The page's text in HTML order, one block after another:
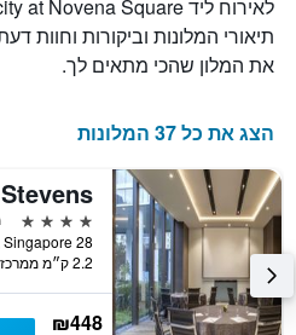
את
ימי
השבוע.
התרשים
1
Y
המציג
את
מחיר
הממוצע
של
חדר
תיאורי המלונות וביקורות
את המלון שהכי מתאים לך.
הצג את כל 37 המלונות
4 כוכבים
2.2 ק״מ ממרכז העיר
₪448